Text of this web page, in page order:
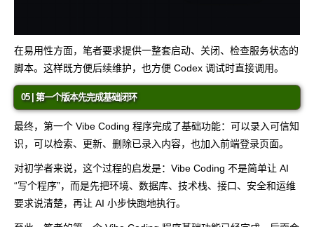
在易用性方面，笔者要求提供一整套启动、关闭、检查服务状态的
脚本。这样既方便后续维护，也方便 Codex 调试时直接调用。
05 | 第一个版本先完成基础闭环
最终，第一个 Vibe Coding 程序完成了基础功能：可以录入可信知
识，可以检索、更新、删除已录入内容，也加入前端登录页面。
对初学者来说，这个过程的启发是：Vibe Coding 不是简单让 AI
“写个程序”，而是先把环境、数据库、技术栈、接口、安全和运维
要求说清楚，再让 AI 小步快跑地执行。